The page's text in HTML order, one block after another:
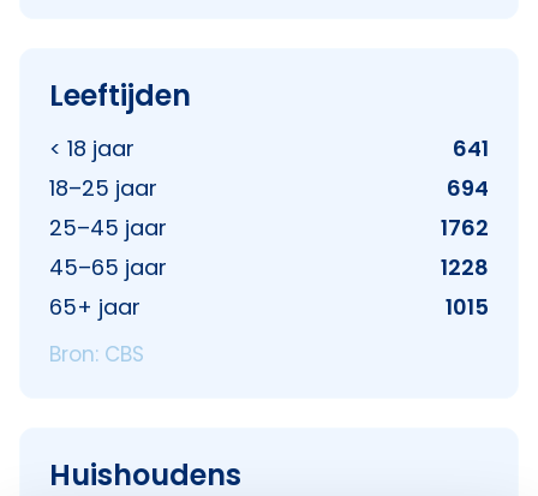
Leeftijden
< 18 jaar
641
18–25 jaar
694
25–45 jaar
1762
45–65 jaar
1228
65+ jaar
1015
Bron: CBS
Huishoudens